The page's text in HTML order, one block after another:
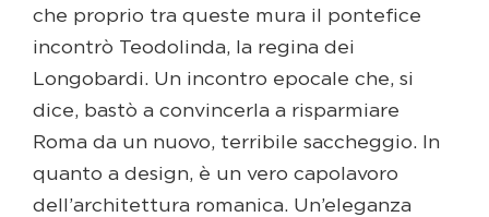
che proprio tra queste mura il pontefice
incontrò Teodolinda, la regina dei
Longobardi. Un incontro epocale che, si
dice, bastò a convincerla a risparmiare
Roma da un nuovo, terribile saccheggio. In
quanto a design, è un vero capolavoro
dell’architettura romanica. Un’eleganza